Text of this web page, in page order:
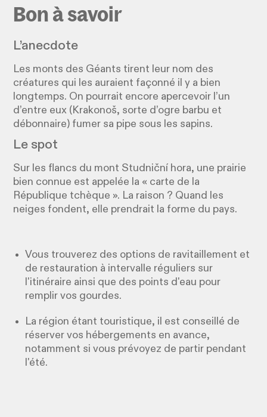
Bon à savoir
L’anecdote
Les monts des Géants tirent leur nom des
créatures qui les auraient façonné il y a bien
longtemps. On pourrait encore apercevoir l’un
d’entre eux (Krakonoš, sorte d’ogre barbu et
débonnaire) fumer sa pipe sous les sapins.
Le spot
Sur les flancs du mont Studniční hora, une prairie
bien connue est appelée la « carte de la
République tchèque ». La raison ? Quand les
neiges fondent, elle prendrait la forme du pays.
Vous trouverez des options de ravitaillement et
de restauration à intervalle réguliers sur
l'itinéraire ainsi que des points d'eau pour
remplir vos gourdes.
La région étant touristique, il est conseillé de
réserver vos hébergements en avance,
notamment si vous prévoyez de partir pendant
l'été.